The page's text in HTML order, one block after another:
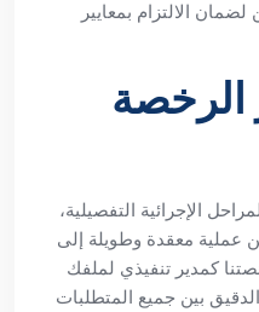
الالتزام بمعايير
الإجرائية التفصيلية،
عملية معقدة وطويلة إلى
كمدير تنفيذي لملفك
بين جميع المتطلبات